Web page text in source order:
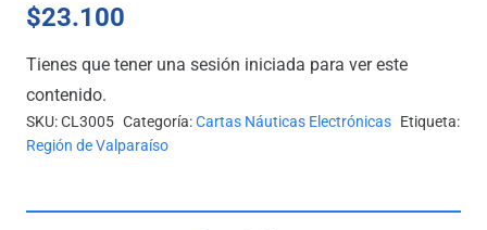
$23.100
Tienes que tener una sesión iniciada para ver este
contenido.
SKU:CL3005 Categoría:Cartas Náuticas Electrónicas Etiqueta:
Región de Valparaíso